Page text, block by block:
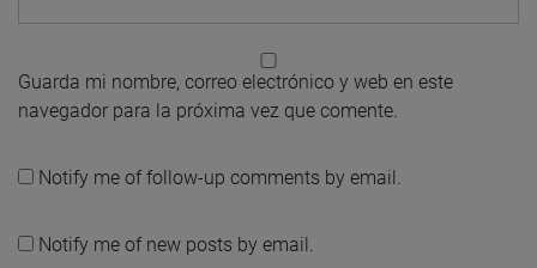
Guarda mi nombre, correo electrónico y web en este
navegador para la próxima vez que comente.
Notify me of follow-up comments by email.
Notify me of new posts by email.